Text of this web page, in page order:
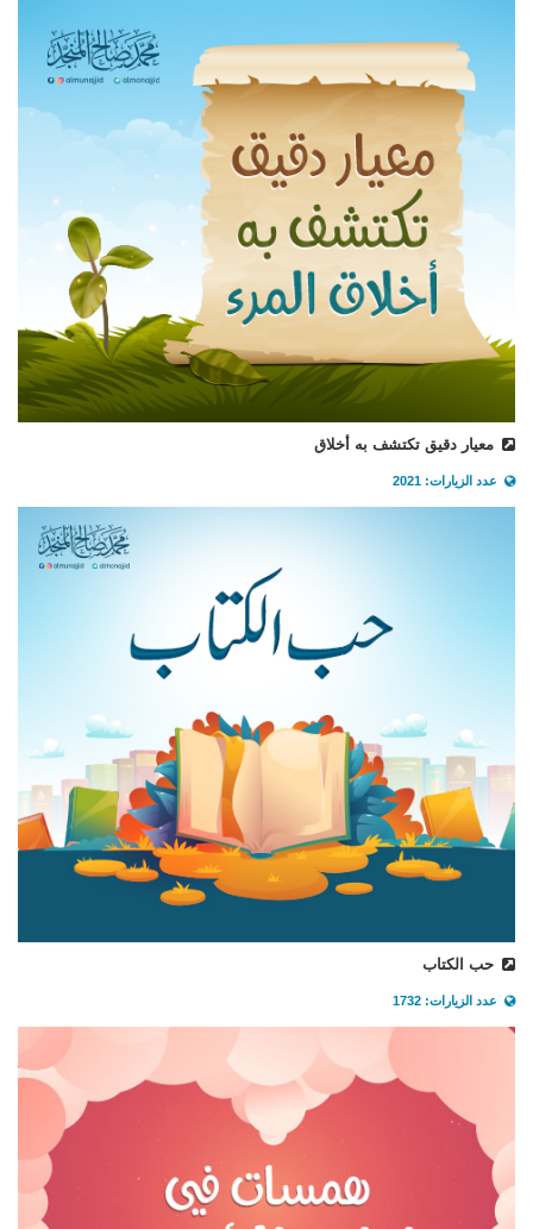
معيار دقيق تكتشف به أخلاق
عدد الزيارات: 2021
حب الكتاب
عدد الزيارات: 1732